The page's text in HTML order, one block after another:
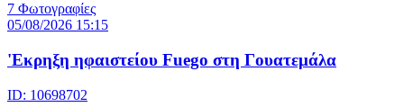
7 Φωτογραφίες
05/08/2026 15:15
'Εκρηξη ηφαιστείου Fuego στη Γουατεμάλα
ID: 10698702